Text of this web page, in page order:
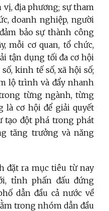
vị, địa phương; sự tham
doanh nghiệp, người
bảo sự thành công
mỗi cơ quan, tổ chức,
tận dụng tối đa cơ hội
kinh tế số, xã hội số;
lộ trình và đẩy nhanh
từng ngành, từng
là cơ hội để giải quyết
tạo đột phá trong phát
tăng trưởng và năng
đặt ra mục tiêu từ nay
tỉnh phấn đấu đứng
dẫn đầu cả nước về
trong nhóm dẫn đầu